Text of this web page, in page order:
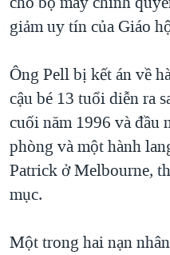
giảm uy tín của Giáo
Ông Pell bị kết án về
cậu bé 13 tuổi diễn ra
cuối năm 1996 và đầu
phòng và một hành
Patrick ở Melbourne,
mục.
Một trong hai nạn